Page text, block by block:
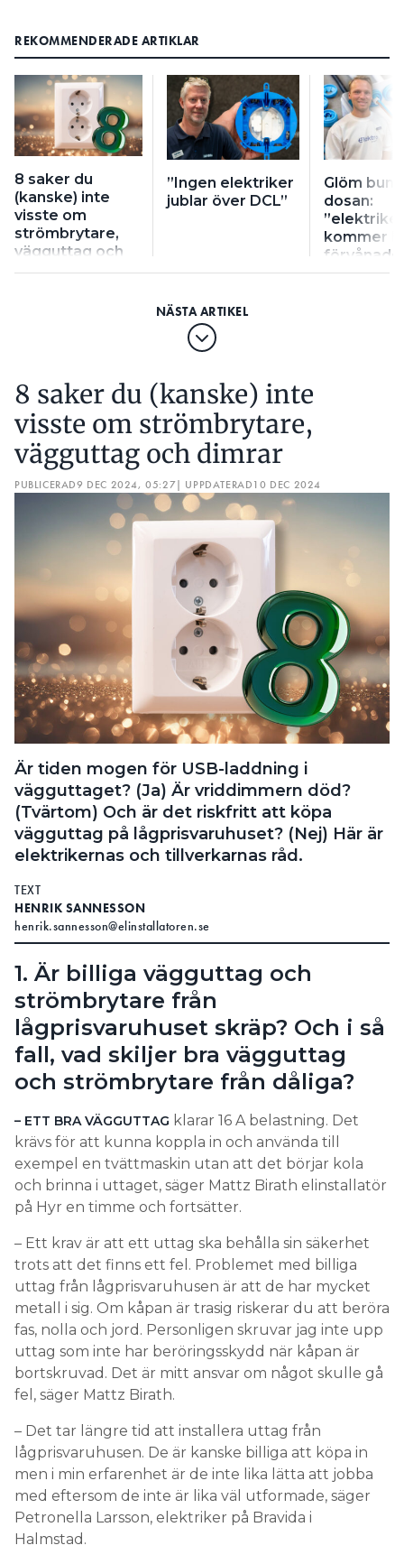
REKOMMENDERADE ARTIKLAR
8 saker du
(kanske) inte
visste om
strömbrytare,
vägguttag och
dimrar
”Ingen elektriker
jublar över DCL”
Glöm
dosan:
”elektriker
kommer
8 saker du (kanske) inte
visste om strömbrytare,
vägguttag och dimrar
PUBLICERAD9 DEC 2024, 05:27| UPPDATERAD10 DEC 2024
Är tiden mogen för USB-laddning i
vägguttaget? (Ja) Är vriddimmern död?
(Tvärtom) Och är det riskfritt att köpa
vägguttag på lågprisvaruhuset? (Nej) Här är
elektrikernas och tillverkarnas råd.
TEXT
HENRIK SANNESSON
henrik.sannesson@elinstallatoren.se
1. Är billiga vägguttag och
strömbrytare från
lågprisvaruhuset skräp? Och i så
fall, vad skiljer bra vägguttag
och strömbrytare från dåliga?
– ETT BRA VÄGGUTTAG klarar 16 A belastning. Det
krävs för att kunna koppla in och använda till
exempel en tvättmaskin utan att det börjar kola
och brinna i uttaget, säger Mattz Birath elinstallatör
på Hyr en timme och fortsätter.
– Ett krav är att ett uttag ska behålla sin säkerhet
trots att det finns ett fel. Problemet med billiga
uttag från lågprisvaruhusen är att de har mycket
metall i sig. Om kåpan är trasig riskerar du att beröra
fas, nolla och jord. Personligen skruvar jag inte upp
uttag som inte har beröringsskydd när kåpan är
bortskruvad. Det är mitt ansvar om något skulle gå
fel, säger Mattz Birath.
– Det tar längre tid att installera uttag från
lågprisvaruhusen. De är kanske billiga att köpa in
men i min erfarenhet är de inte lika lätta att jobba
med eftersom de inte är lika väl utformade, säger
Petronella Larsson, elektriker på Bravida i
Halmstad.